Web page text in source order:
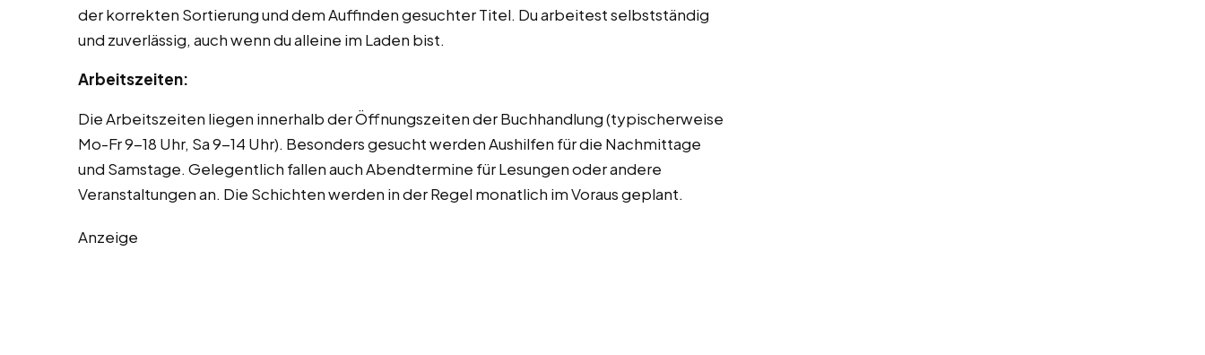
der korrekten Sortierung und dem Auffinden gesuchter Titel. Du arbeitest selbstständig
und zuverlässig, auch wenn du alleine im Laden bist.
Arbeitszeiten:
Die Arbeitszeiten liegen innerhalb der Öffnungszeiten der Buchhandlung (typischerweise
Mo-Fr 9-18 Uhr, Sa 9-14 Uhr). Besonders gesucht werden Aushilfen für die Nachmittage
und Samstage. Gelegentlich fallen auch Abendtermine für Lesungen oder andere
Veranstaltungen an. Die Schichten werden in der Regel monatlich im Voraus geplant.
Anzeige